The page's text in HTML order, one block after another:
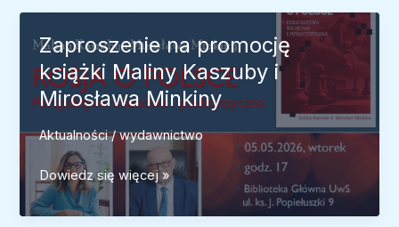
z
Zaproszenie na promocję
książki Maliny Kaszuby i
Mirosława Minkiny
Aktualności/wydawnictwo
Zaproszenie
na
promocję
Dowiedz się więcej »